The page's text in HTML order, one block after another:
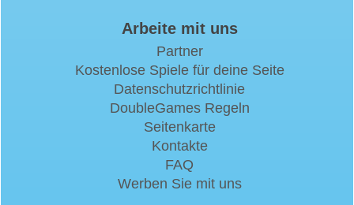
Arbeite mit uns
Partner
Kostenlose Spiele für deine Seite
Datenschutzrichtlinie
DoubleGames Regeln
Seitenkarte
Kontakte
FAQ
Werben Sie mit uns